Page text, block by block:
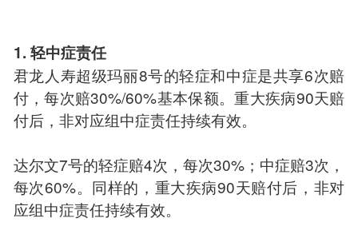
1. 轻中症责任
君龙人寿超级玛丽8号的轻症和中症是共享6次赔
付，每次赔30%/60%基本保额。重大疾病90天赔
付后，非对应组中症责任持续有效。
达尔文7号的轻症赔4次，每次30%；中症赔3次，
每次60%。同样的，重大疾病90天赔付后，非对
应组中症责任持续有效。